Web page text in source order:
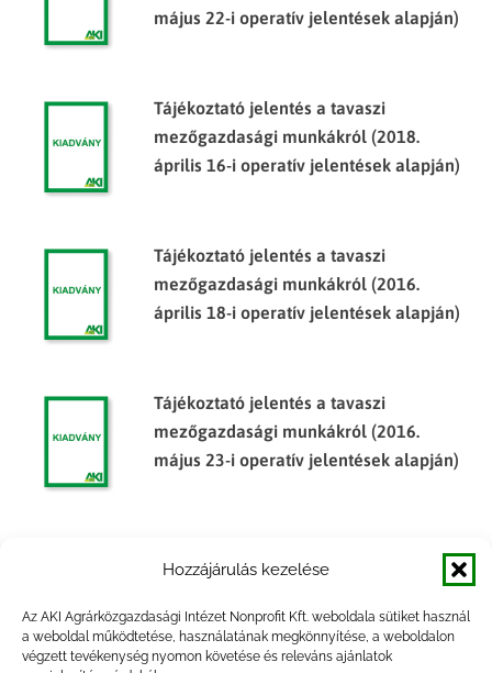
Hozzájárulás kezelése
Az AKI Agrárközgazdasági Intézet Nonprofit Kft. weboldala sütiket használ
a weboldal működtetése, használatának megkönnyítése, a weboldalon
végzett tevékenység nyomon követése és releváns ajánlatok
május 22-i operatív jelentések alapján)
Tájékoztató jelentés a tavaszi
mezőgazdasági munkákról (2018.
április 16-i operatív jelentések alapján)
Tájékoztató jelentés a tavaszi
mezőgazdasági munkákról (2016.
április 18-i operatív jelentések alapján)
Tájékoztató jelentés a tavaszi
mezőgazdasági munkákról (2016.
május 23-i operatív jelentések alapján)
mezőgazdasági munkákról (2010.
május 17-i operatív jelentések alapján)